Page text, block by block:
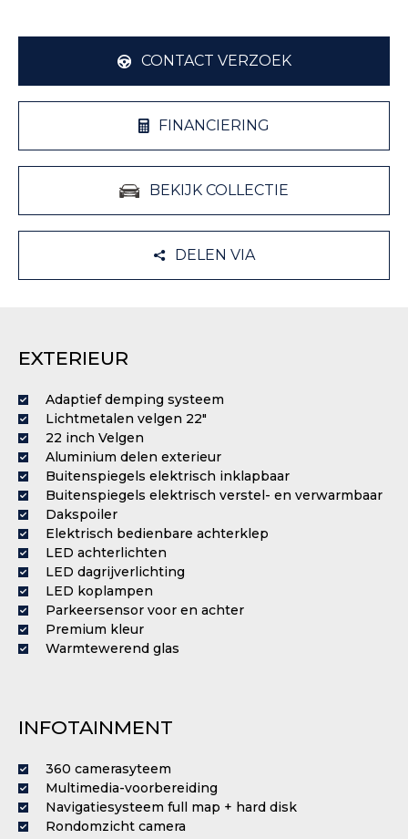
CONTACT VERZOEK
FINANCIERING
BEKIJK COLLECTIE
DELEN VIA
EXTERIEUR
Adaptief demping systeem
Lichtmetalen velgen 22"
22 inch Velgen
Aluminium delen exterieur
Buitenspiegels elektrisch inklapbaar
Buitenspiegels elektrisch verstel- en verwarmbaar
Dakspoiler
Elektrisch bedienbare achterklep
LED achterlichten
LED dagrijverlichting
LED koplampen
Parkeersensor voor en achter
Premium kleur
Warmtewerend glas
INFOTAINMENT
360 camerasyteem
Multimedia-voorbereiding
Navigatiesysteem full map + hard disk
Rondomzicht camera